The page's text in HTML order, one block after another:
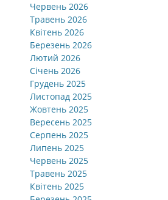
Червень 2026
Травень 2026
Квітень 2026
Березень 2026
Лютий 2026
Січень 2026
Грудень 2025
Листопад 2025
Жовтень 2025
Вересень 2025
Серпень 2025
Липень 2025
Червень 2025
Травень 2025
Квітень 2025